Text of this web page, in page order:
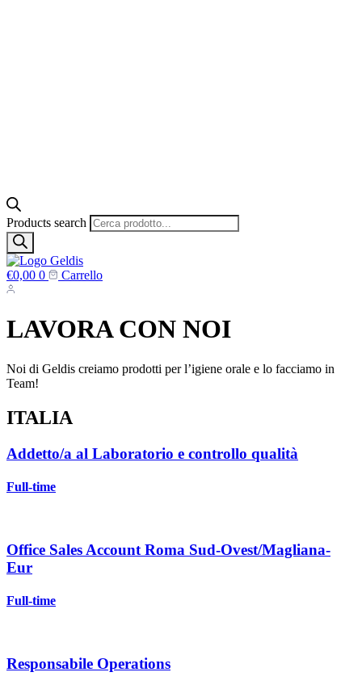
Products search
€0,00 0 Carrello
LAVORA CON NOI
Noi di Geldis creiamo prodotti per l’igiene orale e lo facciamo in
Team!
ITALIA
Addetto/a al Laboratorio e controllo qualità
Full-time
Office Sales Account Roma Sud-Ovest/Magliana-
Eur
Full-time
Responsabile Operations